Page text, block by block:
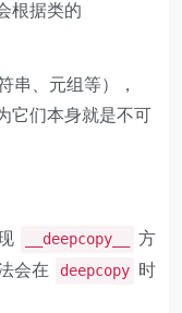
根据类的
串、元组等），
它们本身就是不可
__deepcopy__
方
会在
deepcopy 时